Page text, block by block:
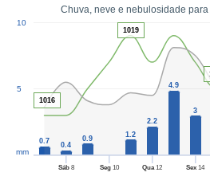
fornecer-
botão
a
todos os
CONFIGURAÇÕES
Chuva, neve e nebulosidade
Sáb8 Seg10 Qua12 Sex 14
5
10
mm
0.7 0.4
0.9 1.2
2.2
4.9
3
1016
1019